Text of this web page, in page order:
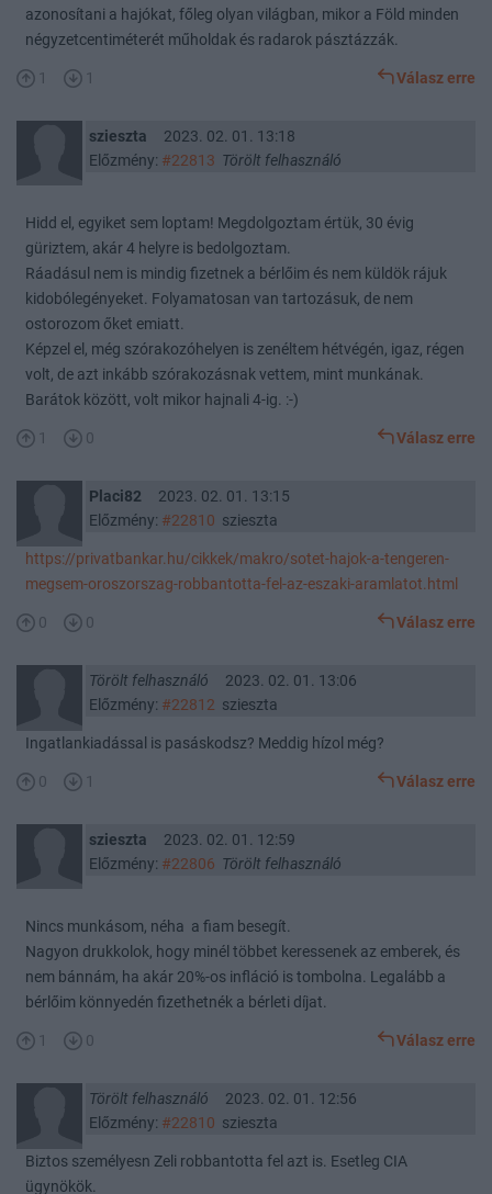
azonosítani a hajókat, főleg olyan világban, mikor a Föld minden
négyzetcentiméterét műholdak és radarok pásztázzák.
1 1 Válasz erre
szieszta
2023. 02. 01. 13:18
Előzmény: #22813 Törölt felhasználó
Hidd el, egyiket sem loptam! Megdolgoztam értük, 30 évig
güriztem, akár 4 helyre is bedolgoztam.
Ráadásul nem is mindig fizetnek a bérlőim és nem küldök rájuk
kidobólegényeket. Folyamatosan van tartozásuk, de nem
ostorozom őket emiatt.
Képzel el, még szórakozóhelyen is zenéltem hétvégén, igaz, régen
volt, de azt inkább szórakozásnak vettem, mint munkának.
Barátok között, volt mikor hajnali 4-ig. :-)
1 0 Válasz erre
Placi82
2023. 02. 01. 13:15
Előzmény: #22810 szieszta
https://privatbankar.hu/cikkek/makro/sotet-hajok-a-tengeren-
megsem-oroszorszag-robbantotta-fel-az-eszaki-aramlatot.html
0 0 Válasz erre
Törölt felhasználó
2023. 02. 01. 13:06
Előzmény: #22812 szieszta
Ingatlankiadással is pasáskodsz? Meddig hízol még?
0 1 Válasz erre
szieszta
2023. 02. 01. 12:59
Előzmény: #22806 Törölt felhasználó
Nincs munkásom, néha a fiam besegít.
Nagyon drukkolok, hogy minél többet keressenek az emberek, és
nem bánnám, ha akár 20%-os infláció is tombolna. Legalább a
bérlőim könnyedén fizethetnék a bérleti díjat.
1 0 Válasz erre
Törölt felhasználó
2023. 02. 01. 12:56
Előzmény: #22810 szieszta
Biztos személyesn Zeli robbantotta fel azt is. Esetleg CIA
ügynökök.